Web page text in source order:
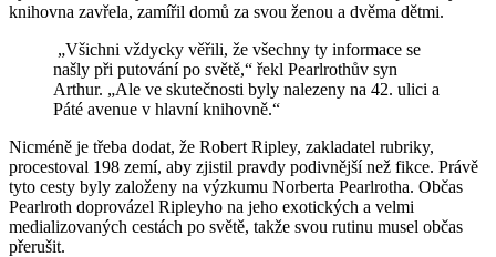
knihovna zavřela, zamířil domů za svou ženou a dvěma dětmi.
„Všichni vždycky věřili, že všechny ty informace se
našly při putování po světě,“ řekl Pearlrothův syn
Arthur. „Ale ve skutečnosti byly nalezeny na 42. ulici a
Páté avenue v hlavní knihovně.“
Nicméně je třeba dodat, že Robert Ripley, zakladatel rubriky,
procestoval 198 zemí, aby zjistil pravdy podivnější než fikce. Právě
tyto cesty byly založeny na výzkumu Norberta Pearlrotha. Občas
Pearlroth doprovázel Ripleyho na jeho exotických a velmi
medializovaných cestách po světě, takže svou rutinu musel občas
přerušit.